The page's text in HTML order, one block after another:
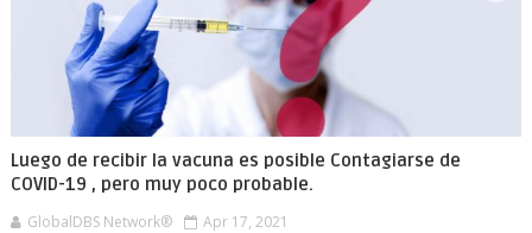
Luego de recibir la vacuna es posible Contagiarse de
COVID-19 , pero muy poco probable.
GlobalDBS Network® Apr 17, 2021